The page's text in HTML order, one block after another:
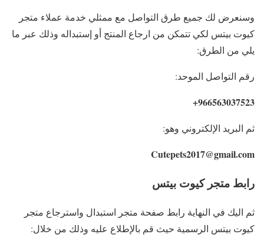
وسنعرض لك جميع طرق التواصل مع ممثلي خدمة عملاء متجر
كيوت بيتس لكي تتمكن من ارجاع المنتج أو إستبداله وذلك عبر ما
يلي من الطرق:
رقم التواصل الموحد:
966563037523+
ثم البريد الإلكتروني وهو:
Cutepets2017@gmail.com
رابط متجر كيوت بيتس
ثم اليك في النهاية رابط صفحة متجر استبدال واسترجاع متجر
كيوت بيتس الرسمية حيث قم بالإطلاع عليه وذلك من خلال: